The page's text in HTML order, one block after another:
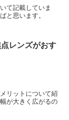
て記載していま
と思います。
レンズがおす
リットについて紹
が大きく広がるの